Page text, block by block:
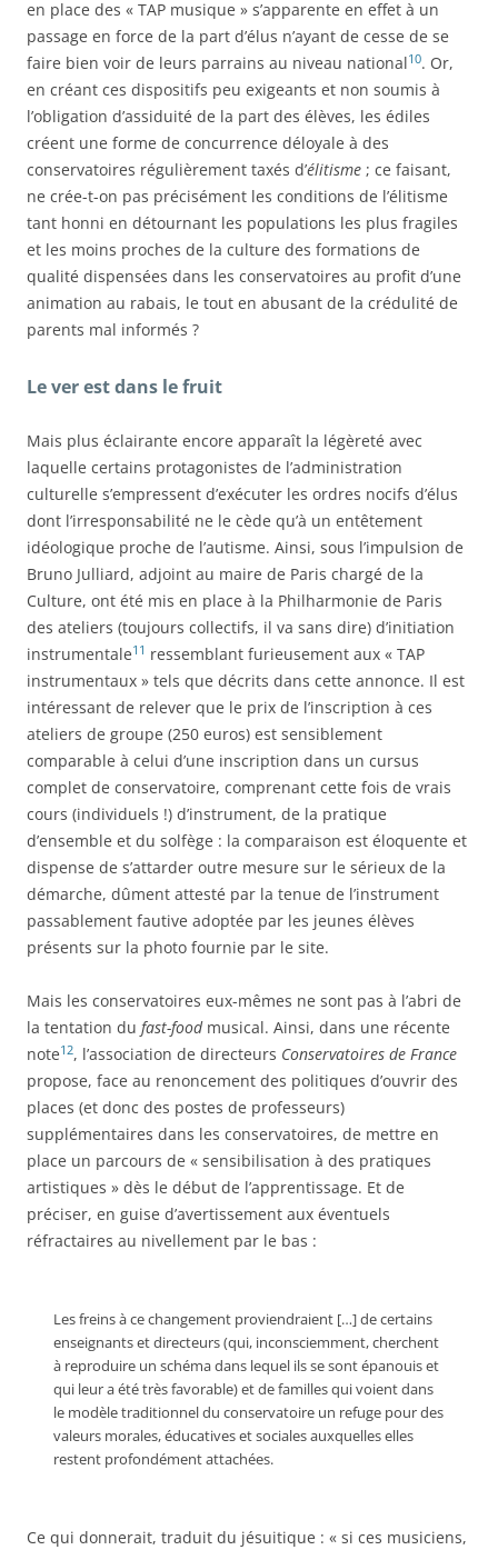
en place des « TAP musique » s’apparente en effet à un
passage en force de la part d’élus n’ayant de cesse de se
faire bien voir de leurs parrains au niveau national10. Or,
en créant ces dispositifs peu exigeants et non soumis à
l’obligation d’assiduité de la part des élèves, les édiles
créent une forme de concurrence déloyale à des
conservatoires régulièrement taxés d’élitisme ; ce faisant,
ne crée-t-on pas précisément les conditions de l’élitisme
tant honni en détournant les populations les plus fragiles
et les moins proches de la culture des formations de
qualité dispensées dans les conservatoires au profit d’une
animation au rabais, le tout en abusant de la crédulité de
parents mal informés ?
Le ver est dans le fruit
Mais plus éclairante encore apparaît la légèreté avec
laquelle certains protagonistes de l’administration
culturelle s’empressent d’exécuter les ordres nocifs d’élus
dont l’irresponsabilité ne le cède qu’à un entêtement
idéologique proche de l’autisme. Ainsi, sous l’impulsion de
Bruno Julliard, adjoint au maire de Paris chargé de la
Culture, ont été mis en place à la Philharmonie de Paris
des ateliers (toujours collectifs, il va sans dire) d’initiation
instrumentale11 ressemblant furieusement aux « TAP
instrumentaux » tels que décrits dans cette annonce. Il est
intéressant de relever que le prix de l’inscription à ces
ateliers de groupe (250 euros) est sensiblement
comparable à celui d’une inscription dans un cursus
complet de conservatoire, comprenant cette fois de vrais
cours (individuels !) d’instrument, de la pratique
d’ensemble et du solfège : la comparaison est éloquente et
dispense de s’attarder outre mesure sur le sérieux de la
démarche, dûment attesté par la tenue de l’instrument
passablement fautive adoptée par les jeunes élèves
présents sur la photo fournie par le site.
Mais les conservatoires eux-mêmes ne sont pas à l’abri de
la tentation du fast-foodmusical. Ainsi, dans une récente
note12, l’association de directeurs Conservatoires de France
propose, face au renoncement des politiques d’ouvrir des
places (et donc des postes de professeurs)
supplémentaires dans les conservatoires, de mettre en
place un parcours de « sensibilisation à des pratiques
artistiques » dès le début de l’apprentissage. Et de
préciser, en guise d’avertissement aux éventuels
réfractaires au nivellement par le bas :
Les freins à ce changement proviendraient […] de certains
enseignants et directeurs (qui, inconsciemment, cherchent
à reproduire un schéma dans lequel ils se sont épanouis et
qui leur a été très favorable) et de familles qui voient dans
le modèle traditionnel du conservatoire un refuge pour des
valeurs morales, éducatives et sociales auxquelles elles
restent profondément attachées.
Ce qui donnerait, traduit du jésuitique : « si ces musiciens,